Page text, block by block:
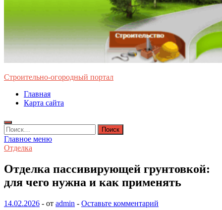
Строительно-огородный портал
Главная
Карта сайта
Найти:
Главное меню
Отделка
Отделка пассивирующей грунтовкой:
для чего нужна и как применять
14.02.2026 - от admin - Оставьте комментарий